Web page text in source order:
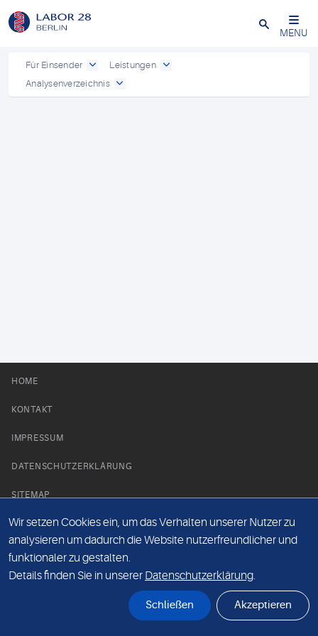
Schließen
MENU
Für Einsender
Leistungen
Analysenverzeichnis
HOME
KONTAKT
IMPRESSUM
DATENSCHUTZERKLÄRUNG
SITEMAP
NEWS PARTNER
Wir setzen Cookies ein, um das Verhalten unserer Nutzer zu
analysieren um dadurch die Website nutzerfreundlicher und
funktionaler zu gestalten.
Details finden Sie in unserer Datenschutzerklärung.
Schließen Akzeptieren